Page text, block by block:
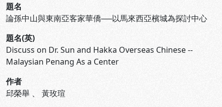
題名
論孫中山與東南亞客家華僑──以馬來西亞檳城為探討中心
題名(英)
Discuss on Dr. Sun and Hakka Overseas Chinese --
Malaysian Penang As a Center
作者
邱榮舉 、 黃玫瑄